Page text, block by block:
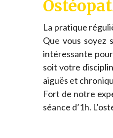
La pratique
Que vous soyez
intéressante
soit votre
aiguës et
Fort de notre
séance d’1h.